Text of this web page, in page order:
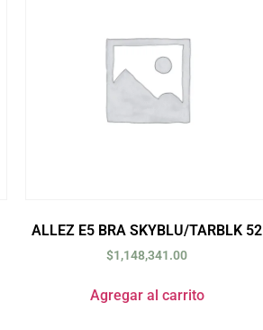
ALLEZ E5 BRA SKYBLU/TARBLK 52
$1,148,341.00
Agregar al carrito